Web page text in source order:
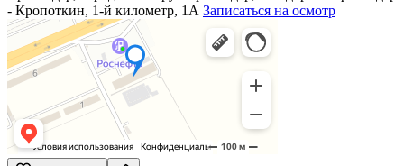
- Кропоткин, 1-й километр, 1А Записаться на осмотр